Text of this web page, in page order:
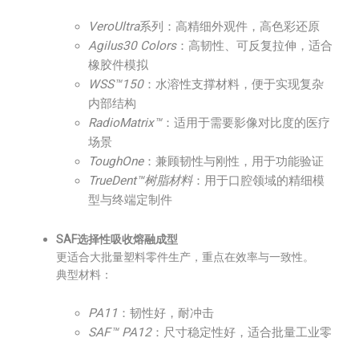
VeroUltra系列：高精细外观件，高色彩还原
Agilus30 Colors：高韧性、可反复拉伸，适合
橡胶件模拟
WSS™150：水溶性支撑材料，便于实现复杂
内部结构
RadioMatrix™：适用于需要影像对比度的医疗
场景
ToughOne：兼顾韧性与刚性，用于功能验证
TrueDent™树脂材料：用于口腔领域的精细模
型与终端定制件
SAF选择性吸收熔融成型
更适合大批量塑料零件生产，重点在效率与一致性。
典型材料：
PA11 ：韧性好，耐冲击
SAF™ PA12：尺寸稳定性好，适合批量工业零